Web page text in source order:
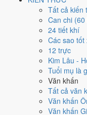
Tất cả kiến
Can chi
24 tiết khí
Các sao tốt
12 trực
Kim Lâu -
Tuổi mụ là
Văn khấn
Tất cả văn
Văn khấn
Văn khấn
Ngày 24/6/
việc gì?
Ngày 24/6/2026 đạt3.3/10
Sửa nhà - tu tạo (8/10)
Bế (ngày đóng cửa, bế
từng việc chênh nhau như
Cưới hỏi - đính
Xấu
Cưới hỏi - đính hôn